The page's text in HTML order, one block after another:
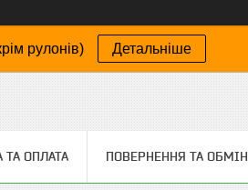
рулонів) Детальніше
ТА ОПЛАТА ПОВЕРНЕННЯ ТА ОБМІН